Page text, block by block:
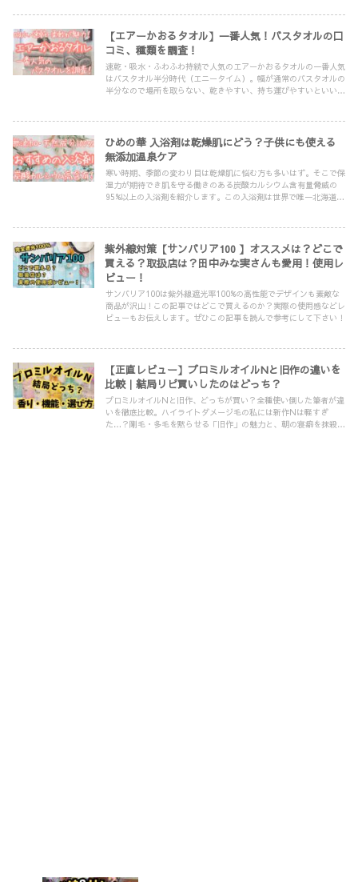
【エアーかおるタオル】一番人気！バスタオルの口
コミ、種類を調査！
速乾・吸水・ふわふわ持続で人気のエアーかおるタオルの一番人気
はバスタオル半分時代（エニータイム）。幅が通常のバスタオルの
半分なので場所を取らない、乾きやすい、持ち運びやすいといいこ
ひめの華 入浴剤は乾燥肌にどう？子供にも使える
無添加温泉ケア
寒い時期、季節の変わり目は乾燥肌に悩む方も多いはず。そこで保
湿力が期待でき肌を守る働きのある炭酸カルシウム含有量脅威の
95%以上の入浴剤を紹介します。この入浴剤は世界で唯一北海道の
紫外線対策【サンバリア100 】オススメは？どこで
買える？取扱店は？田中みな実さんも愛用！使用レ
ビュー！
サンバリア100は紫外線遮光率100%の高性能でデザインも素敵な
商品が沢山！この記事ではどこで買えるのか？実際の使用感などレ
ビューもお伝えします。ぜひこの記事を読んで参考にして下さい！
【正直レビュー】プロミルオイルNと旧作の違いを
比較｜結局リピ買いしたのはどっち？
プロミルオイルNと旧作、どっちが買い？全種使い倒した筆者が違
いを徹底比較。ハイライトダメージ毛の私には新作Nは軽すぎ
た…？剛毛・多毛を黙らせる「旧作」の魅力と、朝の寝癖を抹殺す